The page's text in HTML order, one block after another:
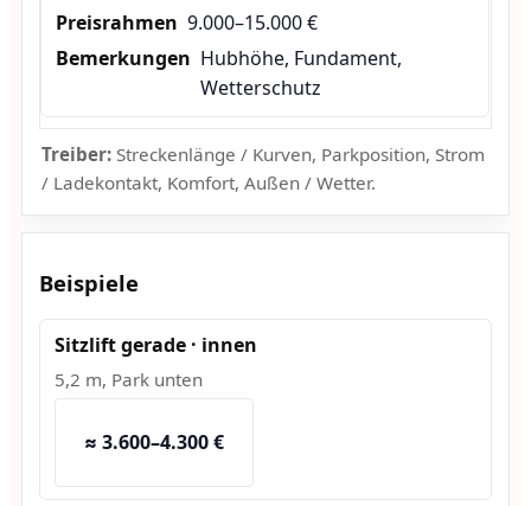
9.000–15.000 €
Hubhöhe, Fundament,
Wetterschutz
Treiber:Streckenlänge / Kurven, Parkposition, Strom
/ Ladekontakt, Komfort, Außen / Wetter.
Beispiele
Sitzlift gerade · innen
5,2 m, Park unten
≈ 3.600–4.300 €